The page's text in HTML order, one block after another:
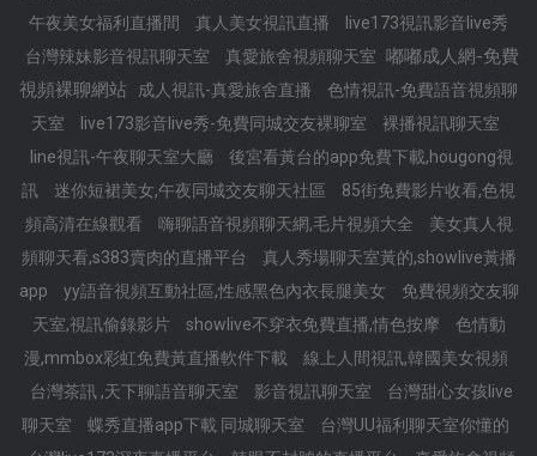
午夜美女福利直播間
真人美女視訊直播
live173視訊影音live秀
台灣辣妹影音視訊聊天室
真愛旅舍視頻聊天室 嘟嘟成人網-免費
視頻裸聊網站
成人視訊-真愛旅舍直播
色情視訊-免費語音視頻聊
天室
live173影音live秀-免費同城交友裸聊室
裸播視訊聊天室
line視訊-午夜聊天室大廳
後宮看黃台的app免費下載,hougong視
訊
迷你短裙美女,午夜同城交友聊天社區
85街免費影片收看,色視
頻高清在線觀看
嗨聊語音視頻聊天網,毛片視頻大全
美女真人視
頻聊天看,s383賣肉的直播平台
真人秀場聊天室黃的,showlive黃播
app
yy語音視頻互動社區,性感黑色內衣長腿美女
免費視頻交友聊
天室,視訊偷錄影片
showlive不穿衣免費直播,情色按摩
色情動
漫,mmbox彩虹免費黃直播軟件下載
線上人間視訊,韓國美女視頻
台灣茶訊 ,天下聊語音聊天室
影音視訊聊天室
台灣甜心女孩live
聊天室
蝶秀直播app下載 同城聊天室
台灣UU福利聊天室你懂的